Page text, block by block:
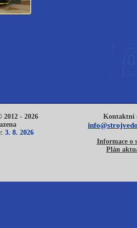
- 2026
3. 8. 2026
Kontaktní
Informace o
Plán